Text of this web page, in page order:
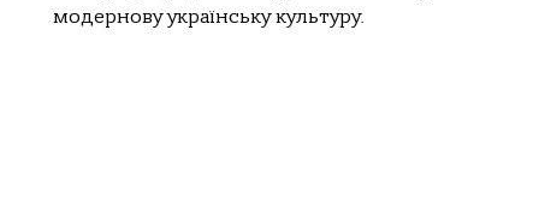
модернову українську культуру.